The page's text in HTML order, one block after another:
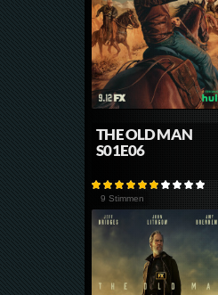
THE OLD MAN
S01E06
9 Stimmen